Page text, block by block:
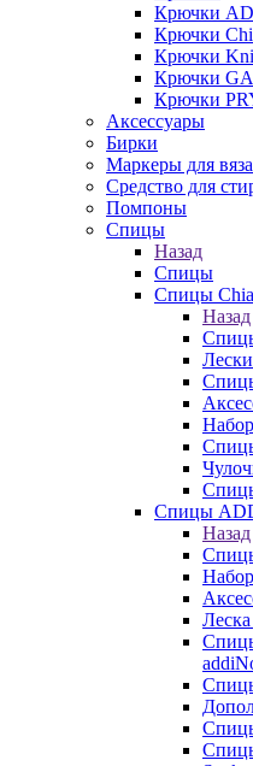
Крючки
Крючки
Крючки
Крючки
Крючки
Аксессуары
Бирки
Маркеры для
Средство для
Помпоны
Спицы
Назад
Спицы
Спицы
Назад
Спицы
Назад